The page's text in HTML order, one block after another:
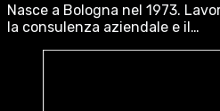
Nasce a Bologna nel 1973.
la consulenza aziendale e il…